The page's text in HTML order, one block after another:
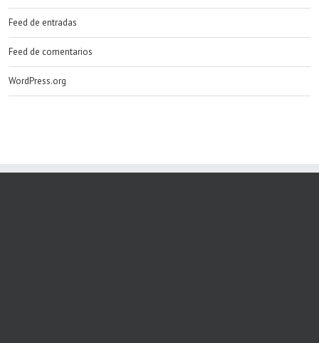
Feed de entradas
Feed de comentarios
WordPress.org